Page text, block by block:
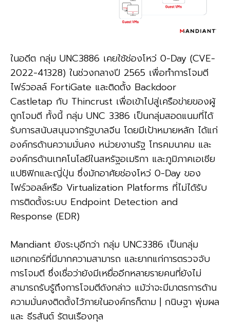
ในอดีต กลุ่ม UNC3886 เคยใช้ช่องโหว่ 0-Day (CVE-
2022-41328) ในช่วงกลางปี 2565 เพื่อทำการโจมตี
ไฟร์วอลล์ FortiGate และติดตั้ง Backdoor
Castletap กับ Thincrust เพื่อเข้าไปสู่เครือข่ายของผู้
ถูกโจมตี ทั้งนี้ กลุ่ม UNC 3386 เป็นกลุ่มสอดแนมที่ได้
รับการสนับสนุนจากรัฐบาลจีน โดยมีเป้าหมายหลัก ได้แก่
องค์กรด้านความมั่นคง หน่วยงานรัฐ โทรคมนาคม และ
องค์กรด้านเทคโนโลยีในสหรัฐอเมริกา และภูมิภาคเอเชีย
แปซิฟิกและญี่ปุ่น ซึ่งมักอาศัยช่องโหว่ 0-Day ของ
ไฟร์วอลล์หรือ Virtualization Platforms ที่ไม่ได้รับ
การติดตั้งระบบ Endpoint Detection and
Response (EDR)
Mandiant ยังระบุอีกว่า กลุ่ม UNC3386 เป็นกลุ่ม
แฮกเกอร์ที่มีมากความสามารถ และยากแก่การตรวจจับ
การโจมตี ซึ่งเชื่อว่ายังมีเหยื่ออีกหลายรายคนที่ยังไม่
สามารถรับรู้ถึงการโจมตีดังกล่าว แม้ว่าจะมีมาตรการด้าน
ความมั่นคงติดตั้งไว้ภายในองค์กรก็ตาม | กนิษฐา พุ่มผล
และ ธีรสันต์ รัตนเรืองกุล